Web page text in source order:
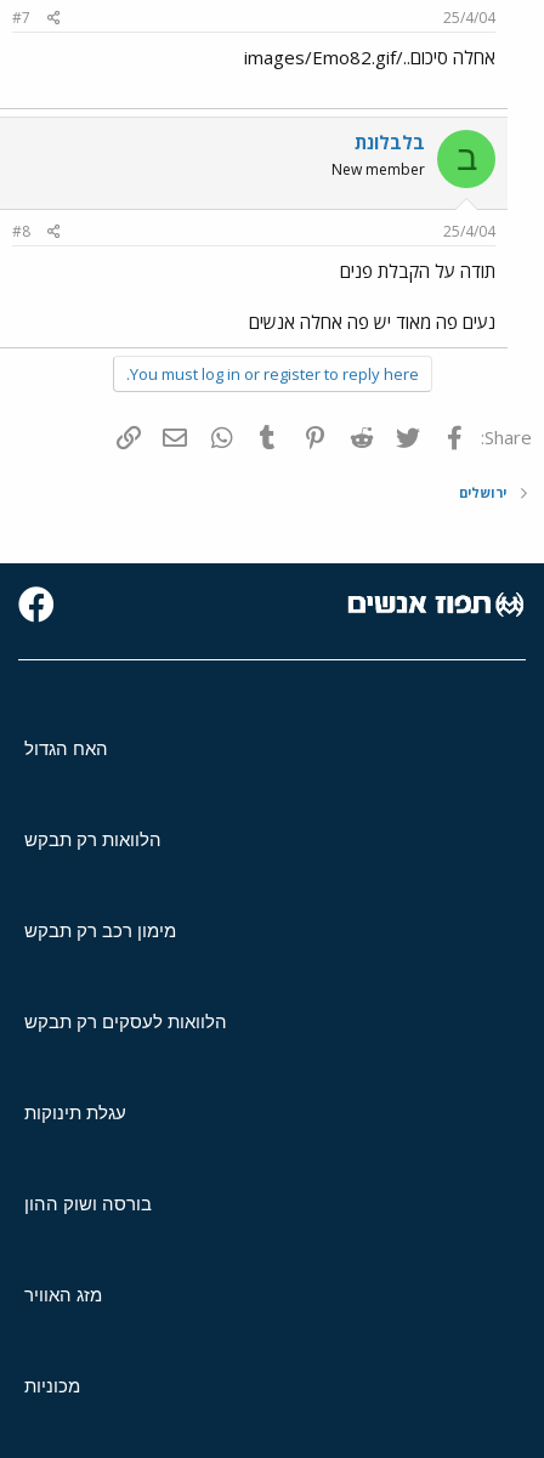
25/4/04
#7
אחלה סיכום../images/Emo82.gif
ב בלבלונת
New member
25/4/04
#8
תודה על הקבלת פנים
נעים פה מאוד יש פה אחלה אנשים
You must log in or register to reply here.
Share: פייסבוק Twitter
Reddit
Pinterest
Tumblr
WhatsAppדואר אלקטרוני
ירושלים
האח הגדול
הלוואות רק תבקש
מימון רכב רק תבקש
הלוואות לעסקים רק תבקש
עגלת תינוקות
בורסה ושוק ההון
מזג האוויר
מכוניות